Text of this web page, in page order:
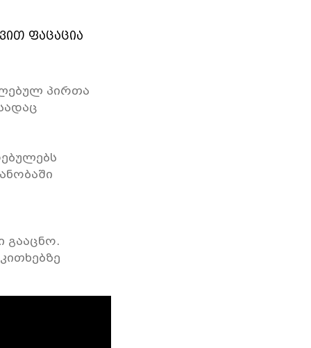
ფაცაცია
პირთა
გააცნო.